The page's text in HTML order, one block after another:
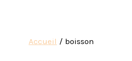
Accueil boisson